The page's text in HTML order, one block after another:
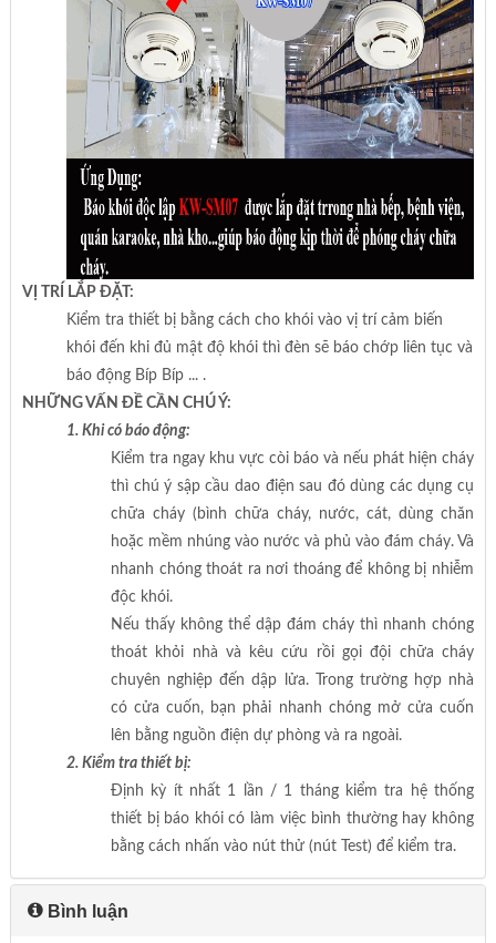
VỊ TRÍ LẮP ĐẶT:
Kiểm tra thiết bị bằng cách cho khói vào vị trí cảm biến
khói đến khi đủ mật độ khói thì đèn sẽ báo chớp liên tục và
báo động Bíp Bíp ... .
NHỮNG VẤN ĐỀ CẦN CHÚ Ý:
1. Khi có báo động:
Kiểm tra ngay khu vực còi báo và nếu phát hiện cháy
thì chú ý sập cầu dao điện sau đó dùng các dụng cụ
chữa cháy (bình chữa cháy, nước, cát, dùng chăn
hoặc mềm nhúng vào nước và phủ vào đám cháy. Và
nhanh chóng thoát ra nơi thoáng để không bị nhiễm
độc khói.
Nếu thấy không thể dập đám cháy thì nhanh chóng
thoát khỏi nhà và kêu cứu rồi gọi đội chữa cháy
chuyên nghiệp đến dập lửa. Trong trường hợp nhà
có cửa cuốn, bạn phải nhanh chóng mở cửa cuốn
lên bằng nguồn điện dự phòng và ra ngoài.
2. Kiểm tra thiết bị:
Định kỳ ít nhất 1 lần / 1 tháng kiểm tra hệ thống
thiết bị báo khói có làm việc bình thường hay không
bằng cách nhấn vào nút thử (nút Test) để kiểm tra.
Bình luận